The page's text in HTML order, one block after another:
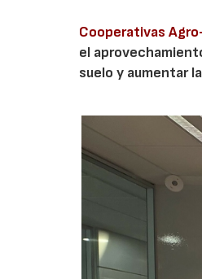
Cooperativas
el
suelo y aumentar